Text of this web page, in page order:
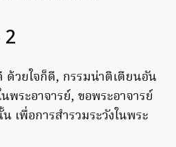
ด้วยใจก็ดี, กรรมน่าติเตียนอัน
พระอาจารย์, ขอพระอาจารย์
เพื่อการสำรวมระวังในพระ